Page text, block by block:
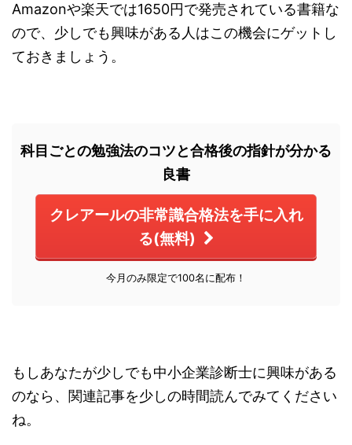
Amazonや楽天では1650円で発売されている書籍な
ので、少しでも興味がある人はこの機会にゲットし
ておきましょう。
科目ごとの勉強法のコツと合格後の指針が分かる
良書
クレアールの非常識合格法を手に入れ
る(無料)
今月のみ限定で100名に配布！
もしあなたが少しでも中小企業診断士に興味がある
のなら、関連記事を少しの時間読んでみてください
ね。